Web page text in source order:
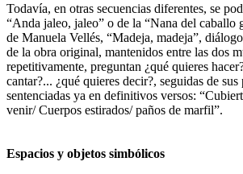
Todavía, en otras secuencias diferentes, se
“Anda jaleo, jaleo” o de la “Nana del caballo
de Manuela Vellés, “Madeja, madeja”,
de la obra original, mantenidos entre las dos
repetitivamente, preguntan ¿qué quieres
cantar?... ¿qué quieres decir?, seguidas de sus
sentenciadas ya en definitivos versos:
venir/ Cuerpos estirados/ paños de marfil”.
Espacios y objetos simbólicos